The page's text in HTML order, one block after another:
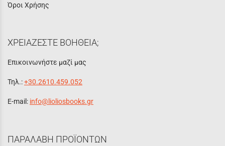
Όροι Χρήσης
ΧΡΕΙΑΖΕΣΤΕ ΒΟΗΘΕΙΑ;
Επικοινωνήστε μαζί μας
Τηλ.:+30.2610.459.052
E-mail: info@lioliosbooks.gr
ΠΑΡΑΛΑΒΗ ΠΡΟΪΟΝΤΩΝ